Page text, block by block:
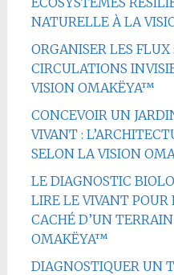
NATURELLE À LA
ORGANISER LES FLUX
CIRCULATIONS
VISION OMAKËYA™
CONCEVOIR UN
VIVANT :
SELON LA VISION
LE DIAGNOSTIC
LIRE LE VIVANT
CACHÉ D’UN
OMAKËYA™
DIAGNOSTIQUER UN